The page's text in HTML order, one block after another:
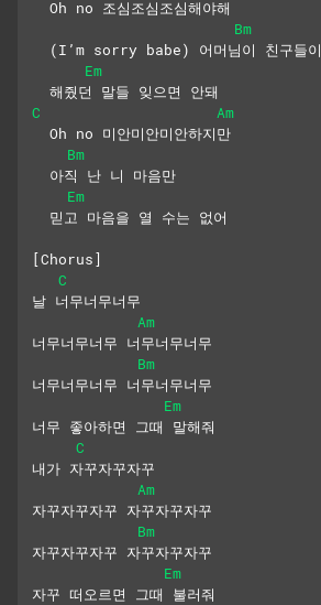
  Oh no 조심조심조심해야해
Bm
  (I’m sorry babe) 어머님이 친구들이
Em
  해줬던 말들 잊으면 안돼
C
Am
  Oh no 미안미안미안하지만
Bm
  아직 난 니 마음만
Em
  믿고 마음을 열 수는 없어
[Chorus]
C
날 너무너무너무
Am
너무너무너무 너무너무너무
Bm
너무너무너무 너무너무너무
Em
너무 좋아하면 그때 말해줘
C
내가 자꾸자꾸자꾸
Am
자꾸자꾸자꾸 자꾸자꾸자꾸
Bm
자꾸자꾸자꾸 자꾸자꾸자꾸
Em
자꾸 떠오르면 그때 불러줘